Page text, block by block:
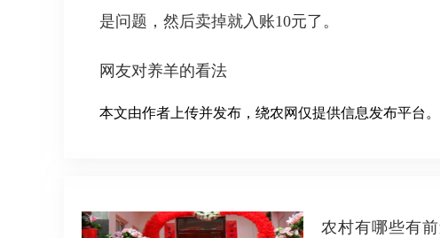
是问题，然后卖掉就入账10元了。
网友对养羊的看法
本文由作者上传并发布，绕农网仅提供信息发布平台
农村有哪些有